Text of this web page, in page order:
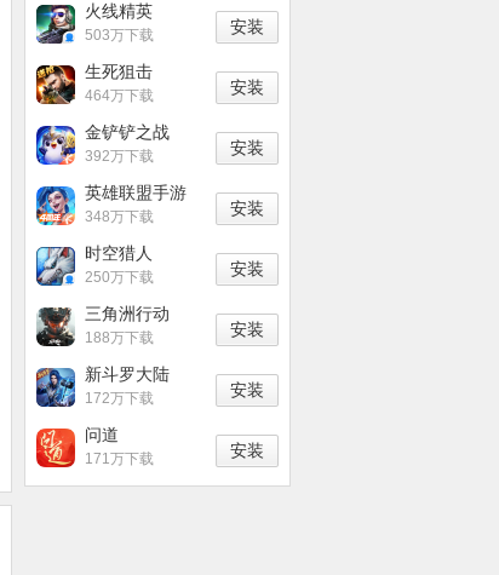
火线精英
503万下载 安装
生死狙击
464万下载 安装
金铲铲之战
392万下载 安装
英雄联盟手游
348万下载 安装
时空猎人
250万下载 安装
三角洲行动
188万下载 安装
新斗罗大陆
172万下载 安装
问道
171万下载 安装